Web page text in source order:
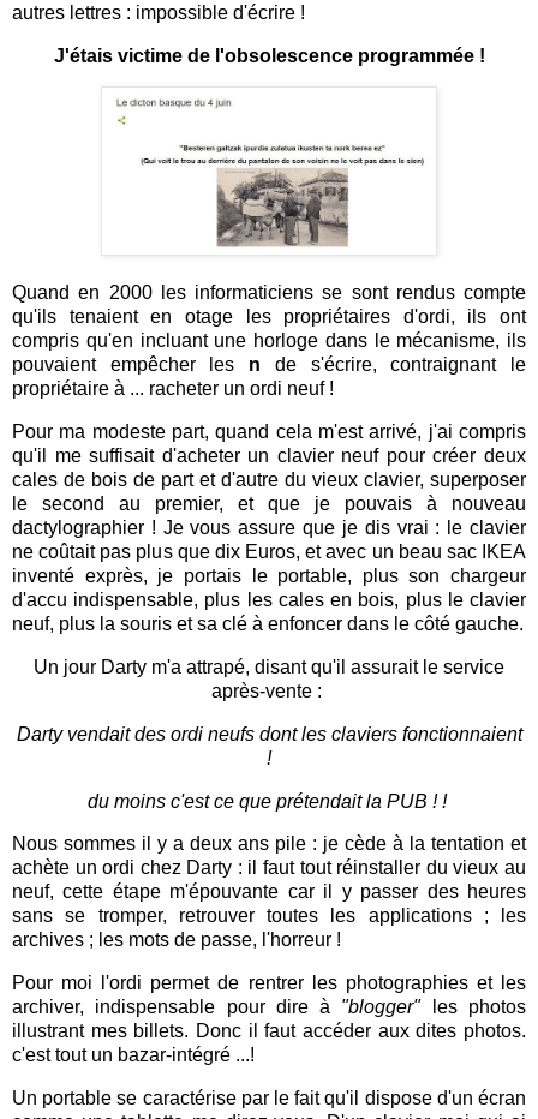
autres lettres : impossible d'écrire !
J'étais victime de l'obsolescence programmée !
Quand en 2000 les informaticiens se sont rendus compte
qu'ils tenaient en otage les propriétaires d'ordi, ils ont
compris qu'en incluant une horloge dans le mécanisme, ils
pouvaient empêcher les n de s'écrire, contraignant le
propriétaire à ... racheter un ordi neuf !
Pour ma modeste part, quand cela m'est arrivé, j'ai compris
qu'il me suffisait d'acheter un clavier neuf pour créer deux
cales de bois de part et d'autre du vieux clavier, superposer
le second au premier, et que je pouvais à nouveau
dactylographier ! Je vous assure que je dis vrai : le clavier
ne coûtait pas plus que dix Euros, et avec un beau sac IKEA
inventé exprès, je portais le portable, plus son chargeur
d'accu indispensable, plus les cales en bois, plus le clavier
neuf, plus la souris et sa clé à enfoncer dans le côté gauche.
Un jour Darty m'a attrapé, disant qu'il assurait le service
après-vente :
Darty vendait des ordi neufs dont les claviers fonctionnaient
!
du moins c'est ce que prétendait la PUB ! !
Nous sommes il y a deux ans pile : je cède à la tentation et
achète un ordi chez Darty : il faut tout réinstaller du vieux au
neuf, cette étape m'épouvante car il y passer des heures
sans se tromper, retrouver toutes les applications ; les
archives ; les mots de passe, l'horreur !
Pour moi l'ordi permet de rentrer les photographies et les
archiver, indispensable pour dire à "blogger"les photos
illustrant mes billets. Donc il faut accéder aux dites photos.
c'est tout un bazar-intégré ...!
Un portable se caractérise par le fait qu'il dispose d'un écran